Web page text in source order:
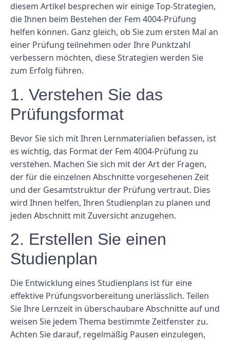
diesem Artikel besprechen wir einige Top-Strategien,
die Ihnen beim Bestehen der Fem 4004-Prüfung
helfen können. Ganz gleich, ob Sie zum ersten Mal an
einer Prüfung teilnehmen oder Ihre Punktzahl
verbessern möchten, diese Strategien werden Sie
zum Erfolg führen.
1. Verstehen Sie das
Prüfungsformat
Bevor Sie sich mit Ihren Lernmaterialien befassen, ist
es wichtig, das Format der Fem 4004-Prüfung zu
verstehen. Machen Sie sich mit der Art der Fragen,
der für die einzelnen Abschnitte vorgesehenen Zeit
und der Gesamtstruktur der Prüfung vertraut. Dies
wird Ihnen helfen, Ihren Studienplan zu planen und
jeden Abschnitt mit Zuversicht anzugehen.
2. Erstellen Sie einen
Studienplan
Die Entwicklung eines Studienplans ist für eine
effektive Prüfungsvorbereitung unerlässlich. Teilen
Sie Ihre Lernzeit in überschaubare Abschnitte auf und
weisen Sie jedem Thema bestimmte Zeitfenster zu.
Achten Sie darauf, regelmäßig Pausen einzulegen,